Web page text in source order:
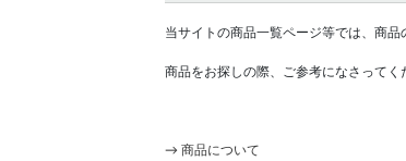
当サイトの商品一覧ページ等では、商
商品をお探しの際、ご参考になさってく
→ 商品について